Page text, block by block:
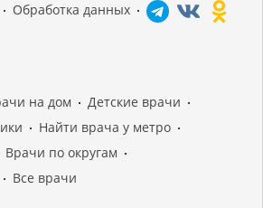
Обработка данных
на дом
Детские врачи
Найти врача у метро
Врачи по округам
Все врачи